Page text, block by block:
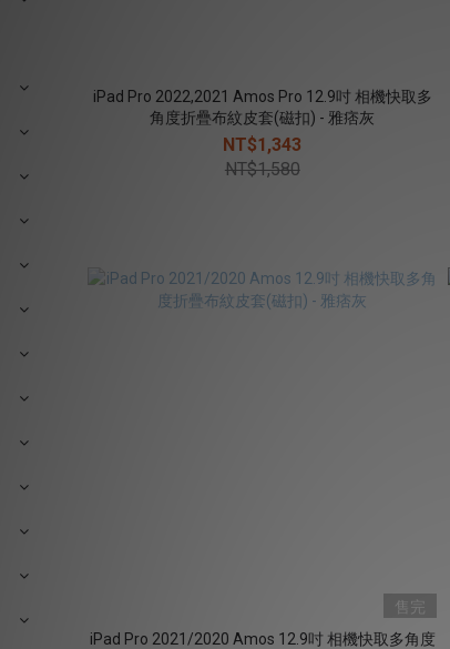
iPad Pro 2022,2021 Amos Pro 12.9吋 相機快取多
角度折疊布紋皮套(磁扣) - 雅痞灰
NT$1,343
NT$1,580
售完
iPad Pro 2021/2020 Amos 12.9吋 相機快取多角度